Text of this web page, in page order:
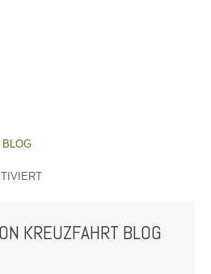
BLOG
KREUZFAHRT BLOG